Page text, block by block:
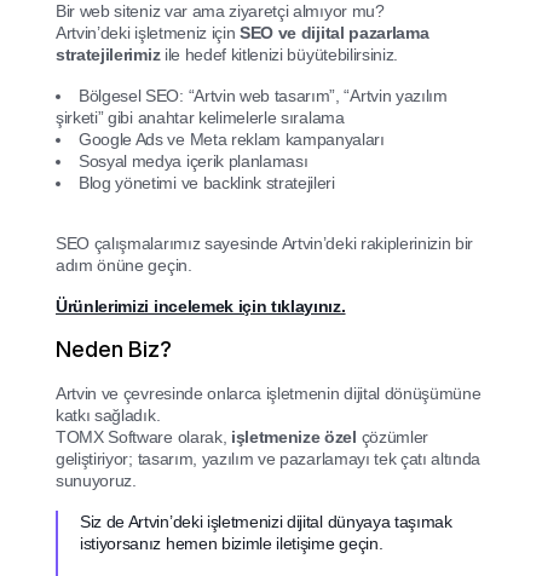
Bir web siteniz var ama ziyaretçi almıyor mu?
Artvin’deki işletmeniz içinSEO ve dijital pazarlama
stratejilerimizile hedef kitlenizi büyütebilirsiniz.
Bölgesel SEO: “Artvin web tasarım”, “Artvin yazılım
şirketi” gibi anahtar kelimelerle sıralama
Google Ads ve Meta reklam kampanyaları
Sosyal medya içerik planlaması
Blog yönetimi ve backlink stratejileri
SEO çalışmalarımız sayesinde Artvin’deki rakiplerinizin bir
adım önüne geçin.
Ürünlerimizi incelemek için tıklayınız.
Neden Biz?
Artvin ve çevresinde onlarca işletmenin dijital dönüşümüne
katkı sağladık.
TOMX Software olarak, işletmenize özel çözümler
geliştiriyor; tasarım, yazılım ve pazarlamayı tek çatı altında
sunuyoruz.
Siz de Artvin’deki işletmenizi dijital dünyaya taşımak
istiyorsanız hemen bizimle iletişime geçin.